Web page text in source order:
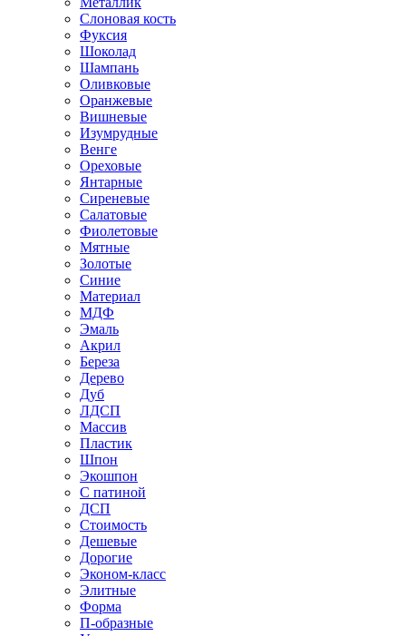
Слоновая кость
Фуксия
Шоколад
Шампань
Оливковые
Оранжевые
Вишневые
Изумрудные
Венге
Ореховые
Янтарные
Сиреневые
Салатовые
Фиолетовые
Мятные
Золотые
Синие
Материал
МДФ
Эмаль
Акрил
Береза
Дерево
Дуб
ЛДСП
Массив
Пластик
Шпон
Экошпон
С патиной
ДСП
Стоимость
Дешевые
Дорогие
Эконом-класс
Элитные
Форма
П-образные